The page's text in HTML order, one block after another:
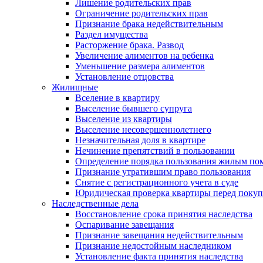
Лишение родительских прав
Ограничение родительских прав
Признание брака недействительным
Раздел имущества
Расторжение брака. Развод
Увеличение алиментов на ребенка
Уменьшение размера алиментов
Установление отцовства
Жилищные
Вселение в квартиру
Выселение бывшего супруга
Выселение из квартиры
Выселение несовершеннолетнего
Незначительная доля в квартире
Нечинение препятствий в пользовании
Определение порядка пользования жилым
Признание утратившим право пользования
Снятие с регистрационного учета в суде
Юридическая проверка квартиры перед
Наследственные дела
Восстановление срока принятия наследства
Оспаривание завещания
Признание завещания недействительным
Признание недостойным наследником
Установление факта принятия наследства